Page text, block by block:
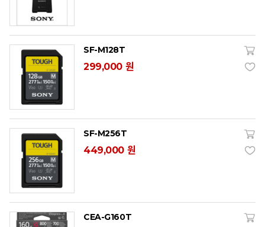
SF-M128T
299,000 원
SF-M256T
449,000 원
CEA-G160T